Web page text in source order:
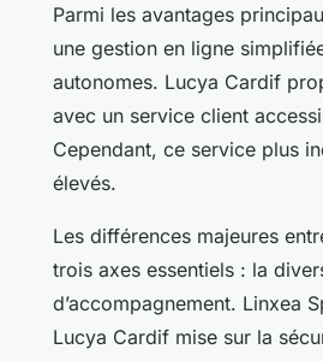
Parmi les avantages
une gestion en ligne
autonomes. Lucya Cardif
avec un service client
Cependant, ce service plus
élevés.
Les différences majeures
trois axes essentiels : la
d’accompagnement. Linxea
Lucya Cardif mise sur la